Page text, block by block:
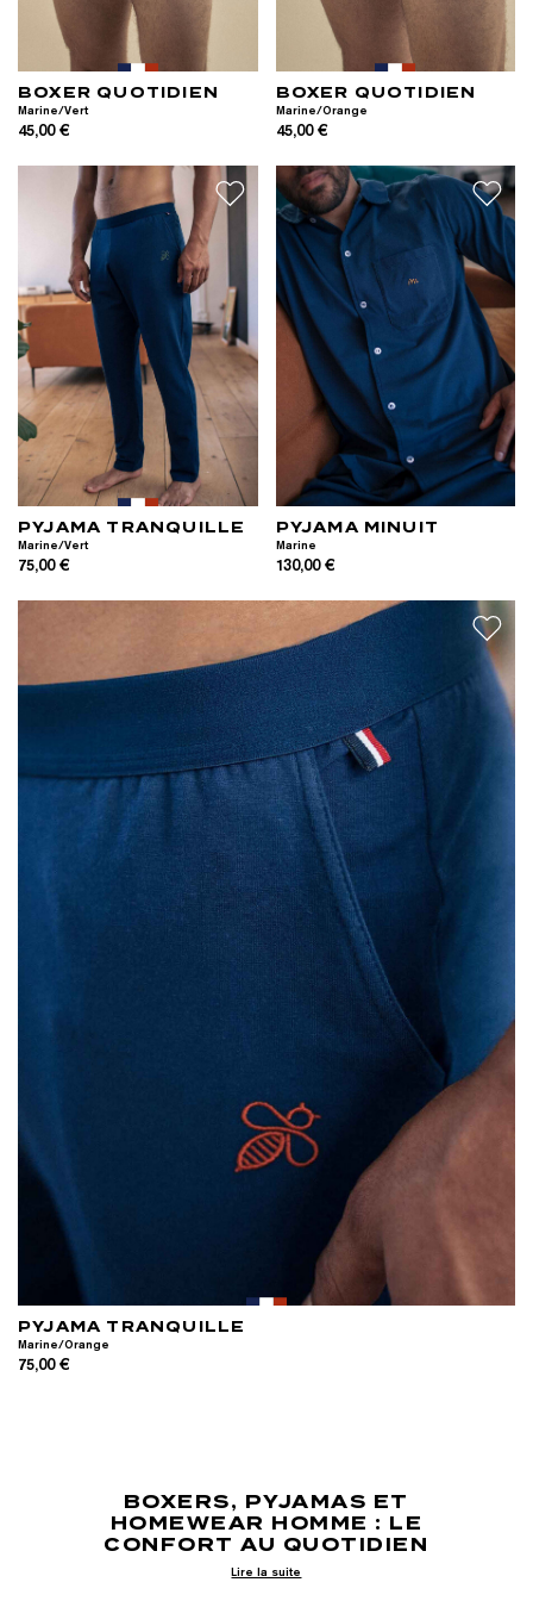
BOXER QUOTIDIEN
Marine/Vert
45,00 €
BOXER QUOTIDIEN
Marine/Orange
45,00 €
PYJAMA TRANQUILLE
Marine/Vert
75,00 €
PYJAMA MINUIT
Marine
130,00 €
PYJAMA TRANQUILLE
Marine/Orange
75,00 €
BOXERS, PYJAMAS ET
HOMEWEAR HOMME : LE
CONFORT AU QUOTIDIEN
Le vêtement d’intérieur occupe une place essentielle
Lire la suite